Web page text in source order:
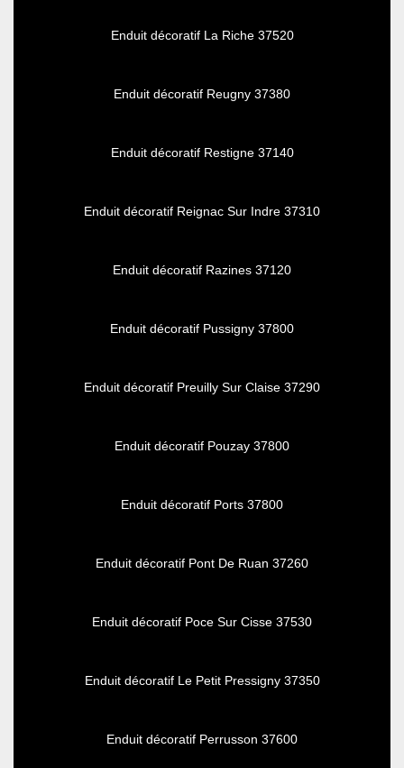
Enduit décoratif La Riche 37520
Enduit décoratif Reugny 37380
Enduit décoratif Restigne 37140
Enduit décoratif Reignac Sur Indre 37310
Enduit décoratif Razines 37120
Enduit décoratif Pussigny 37800
Enduit décoratif Preuilly Sur Claise 37290
Enduit décoratif Pouzay 37800
Enduit décoratif Ports 37800
Enduit décoratif Pont De Ruan 37260
Enduit décoratif Poce Sur Cisse 37530
Enduit décoratif Le Petit Pressigny 37350
Enduit décoratif Perrusson 37600